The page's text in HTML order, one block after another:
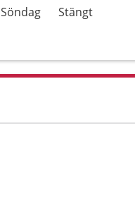
Söndag
Stängt